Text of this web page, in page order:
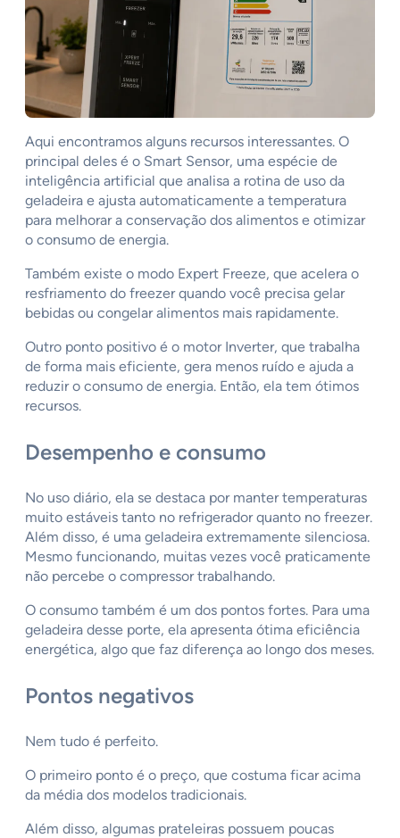
Aqui encontramos alguns recursos interessantes. O
principal deles é o Smart Sensor, uma espécie de
inteligência artificial que analisa a rotina de uso da
geladeira e ajusta automaticamente a temperatura
para melhorar a conservação dos alimentos e otimizar
o consumo de energia.
Também existe o modo Expert Freeze, que acelera o
resfriamento do freezer quando você precisa gelar
bebidas ou congelar alimentos mais rapidamente.
Outro ponto positivo é o motor Inverter, que trabalha
de forma mais eficiente, gera menos ruído e ajuda a
reduzir o consumo de energia. Então, ela tem ótimos
recursos.
Desempenho e consumo
No uso diário, ela se destaca por manter temperaturas
muito estáveis tanto no refrigerador quanto no freezer.
Além disso, é uma geladeira extremamente silenciosa.
Mesmo funcionando, muitas vezes você praticamente
não percebe o compressor trabalhando.
O consumo também é um dos pontos fortes. Para uma
geladeira desse porte, ela apresenta ótima eficiência
energética, algo que faz diferença ao longo dos meses.
Pontos negativos
Nem tudo é perfeito.
O primeiro ponto é o preço, que costuma ficar acima
da média dos modelos tradicionais.
Além disso, algumas prateleiras possuem poucas